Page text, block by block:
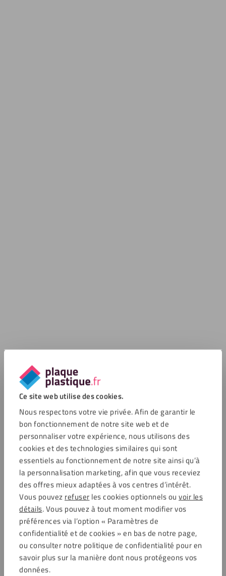
Ce site web utilise des cookies.
Nous respectons votre vie privée. Afin de garantir le
bon fonctionnement de notre site web et de
personnaliser votre expérience, nous utilisons des
cookies et des technologies similaires qui sont
essentiels au fonctionnement de notre site ainsi qu’à
la personnalisation marketing, afin que vous receviez
des offres mieux adaptées à vos centres d’intérêt.
Vous pouvezrefuserles cookies optionnels ou voir les
détails. Vous pouvez à tout moment modifier vos
préférences via l’option « Paramètres de
confidentialité et de cookies » en bas de notre page,
ou consulter notre politique de confidentialité pour en
savoir plus sur la manière dont nous protégeons vos
données.